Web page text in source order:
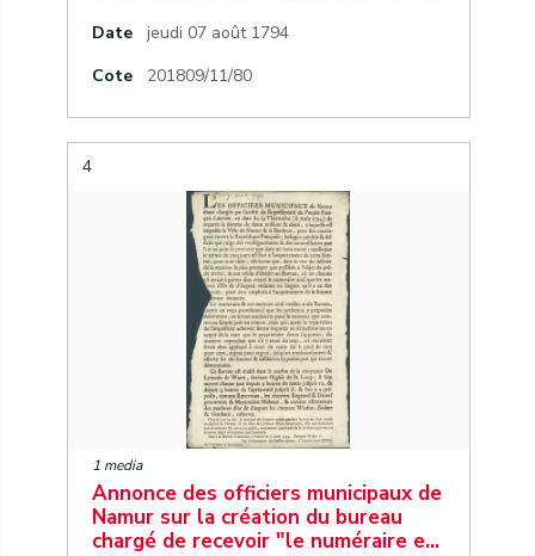
Date
jeudi 07 août 1794
Cote
201809/11/80
4
1 media
Annonce des officiers municipaux de
Namur sur la création du bureau
chargé de recevoir "le numéraire e…